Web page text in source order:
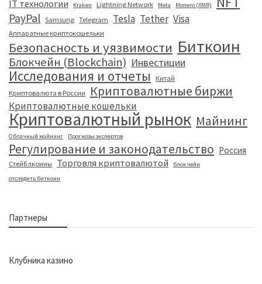
IT технологии Kraken Lightning Network Meta Monero (XMR)
PayPal Samsung Telegram Tesla Tether Visa
Аппаратные криптокошельки
Безопасность и уязвимости Биткоин
Блокчейн (Blockchain) Инвестиции
Исследования и отчеты
Китай
Криптовалюта в России
Криптовалютные биржи
Криптовалютные кошельки
Криптовалютный рынок Майнинг
Облачный майнинг Прогнозы экспертов
Регулирование и законодательство Россия
Стейблкоины Торговля криптовалютой
блокчейн
отследить биткоин
Партнеры
Клубника казино